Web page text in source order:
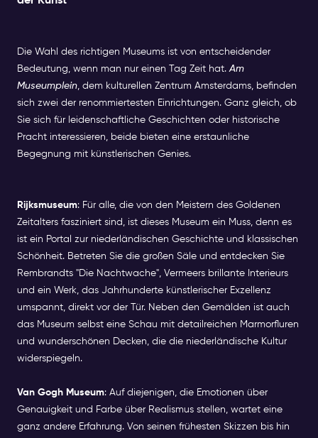
Die Wahl des richtigen Museums ist von entscheidender
Bedeutung, wenn man nur einen Tag Zeit hat.Am
Museumplein, dem kulturellen Zentrum Amsterdams, befinden
sich zwei der renommiertesten Einrichtungen. Ganz gleich, ob
Sie sich für leidenschaftliche Geschichten oder historische
Pracht interessieren, beide bieten eine erstaunliche
Begegnung mit künstlerischen Genies.
Rijksmuseum: Für alle, die von den Meistern des Goldenen
Zeitalters fasziniert sind, ist dieses Museum ein Muss, denn es
ist ein Portal zur niederländischen Geschichte und klassischen
Schönheit. Betreten Sie die großen Säle und entdecken Sie
Rembrandts "Die Nachtwache", Vermeers brillante Interieurs
und ein Werk, das Jahrhunderte künstlerischer Exzellenz
umspannt, direkt vor der Tür. Neben den Gemälden ist auch
das Museum selbst eine Schau mit detailreichen Marmorfluren
und wunderschönen Decken, die die niederländische Kultur
widerspiegeln.
Van Gogh Museum: Auf diejenigen, die Emotionen über
Genauigkeit und Farbe über Realismus stellen, wartet eine
ganz andere Erfahrung. Von seinen frühesten Skizzen bis hin